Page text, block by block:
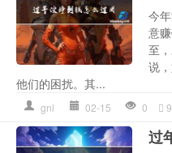
今
意
至
说
他们的困扰。其...
gnl 02-15 0
过